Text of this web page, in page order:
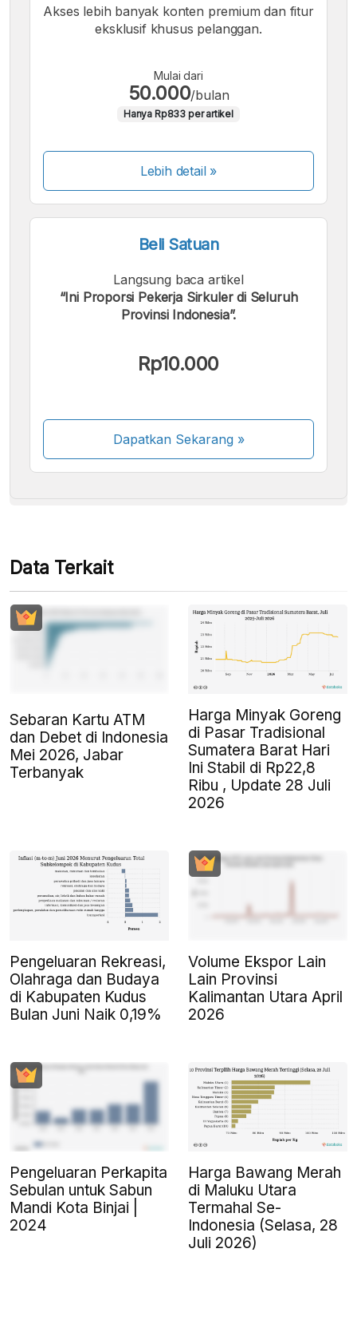
Akses lebih banyak konten premium dan fitur
eksklusif khusus pelanggan.
Mulai dari
50.000/bulan
Hanya Rp833 per artikel
Lebih detail »
Beli Satuan
Langsung baca artikel
“Ini Proporsi Pekerja Sirkuler di Seluruh
Provinsi Indonesia”.
Rp10.000
Dapatkan Sekarang»
Beberapa metode pembayaran masih dalam
Data Terkait
Sebaran Kartu ATM
dan Debet di Indonesia
Mei 2026, Jabar
Terbanyak
Harga Minyak Goreng
di Pasar Tradisional
Sumatera Barat Hari
Ini Stabil di Rp22,8
Ribu , Update 28 Juli
2026
Pengeluaran Rekreasi,
Olahraga dan Budaya
di Kabupaten Kudus
Bulan Juni Naik 0,19%
Volume Ekspor Lain
Lain Provinsi
Kalimantan Utara April
2026
Pengeluaran Perkapita
Sebulan untuk Sabun
Mandi Kota Binjai |
2024
Harga Bawang Merah
di Maluku Utara
Termahal Se-
Indonesia (Selasa, 28
Juli 2026)